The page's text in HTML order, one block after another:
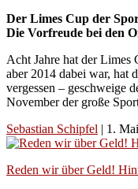
Der Limes Cup der
Die Vorfreude bei den
Acht Jahre hat der Limes
aber 2014 dabei war, hat
vergessen – geschweige
November der große
Sebastian Schipfel | 1.
Reden wir über Geld!